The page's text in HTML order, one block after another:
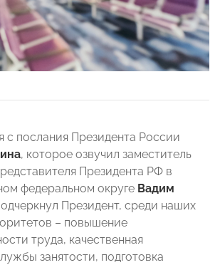
послания Президента России
, которое озвучил заместитель
Президента РФ в
федеральном округе Вадим
Президент, среди наших
– повышение
труда, качественная
занятости, подготовка